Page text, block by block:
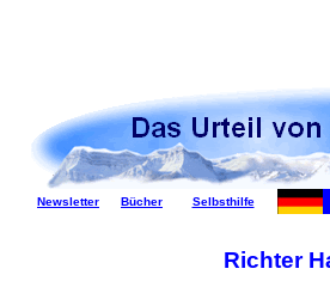
Newsletter Bücher Selbsthilfe
Richter